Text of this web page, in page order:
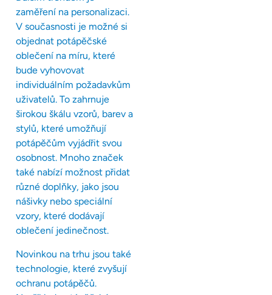
zaměření na personalizaci.
V současnosti je možné si
objednat potápěčské
oblečení na míru, které
bude vyhovovat
individuálním požadavkům
uživatelů. To zahrnuje
širokou škálu vzorů, barev a
stylů, které umožňují
potápěčům vyjádřit svou
osobnost. Mnoho značek
také nabízí možnost přidat
různé doplňky, jako jsou
nášivky nebo speciální
vzory, které dodávají
oblečení jedinečnost.
Novinkou na trhu jsou také
technologie, které zvyšují
ochranu potápěčů.